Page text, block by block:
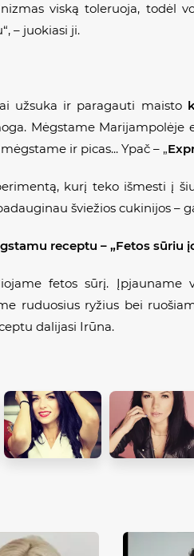
viską toleruoja, todėl
– juokiasi ji.
užsuka ir paragauti maisto
Mėgstame Marijampolėje
ir picas... Ypač – „
kurį teko išmesti į
šviežios cukinijos –
receptu – „Fetos sūriu
fetos sūrį.
ruduosius ryžius bei
dalijasi Irūna.